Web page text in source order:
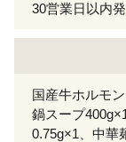
30営業日以内
国産牛ホルモ
鍋スープ
0.75g×1、中華